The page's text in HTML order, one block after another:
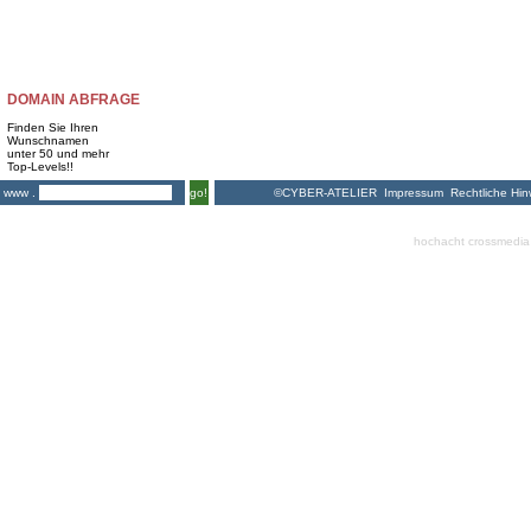
DOMAIN ABFRAGE
Finden Sie Ihren
Wunschnamen
unter 50 und mehr
Top-Levels!!
www .
go! ©CYBER-ATELIER Impressum Rechtliche
hochacht crossmedia